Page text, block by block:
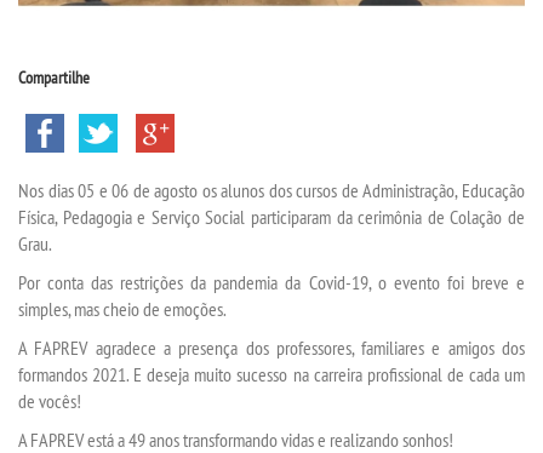
VESTIBULAR
INSCREVA-SE
TRANSFERÊNCIA
SEGUNDA GRADUAÇÃO
MATRÍCULA
EDITAL
Compartilhe
Nos dias 05 e 06 de agosto os alunos dos cursos de Administração, Educação
Física, Pedagogia e Serviço Social participaram da cerimônia de Colação de
Grau.
Por conta das restrições da pandemia da Covid-19, o evento foi breve e
simples, mas cheio de emoções.
A FAPREV agradece a presença dos professores, familiares e amigos dos
formandos 2021. E deseja muito sucesso na carreira profissional de cada um
de vocês!
A FAPREV está a 49 anos transformando vidas e realizando sonhos!